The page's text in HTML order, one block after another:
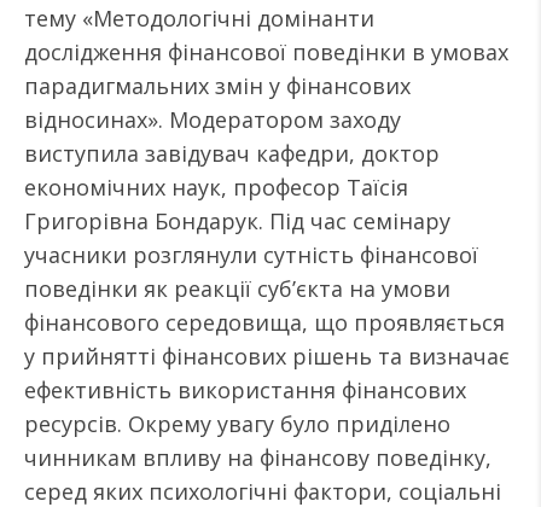
тему «Методологічні домінанти
дослідження фінансової поведінки в умовах
парадигмальних змін у фінансових
відносинах». Модератором заходу
виступила завідувач кафедри, доктор
економічних наук, професор Таїсія
Григорівна Бондарук. Під час семінару
учасники розглянули сутність фінансової
поведінки як реакції суб’єкта на умови
фінансового середовища, що проявляється
у прийнятті фінансових рішень та визначає
ефективність використання фінансових
ресурсів. Окрему увагу було приділено
чинникам впливу на фінансову поведінку,
серед яких психологічні фактори, соціальні